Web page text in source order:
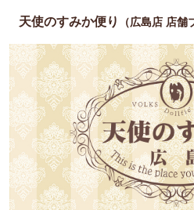
天使のすみか便り （広島店 店舗